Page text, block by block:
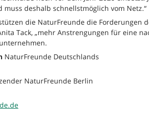
muss deshalb schnellstmöglich vom Netz.“
die NaturFreunde die Forderungen
Tack, „mehr Anstrengungen für eine
NaturFreunde Deutschlands
NaturFreunde Berlin